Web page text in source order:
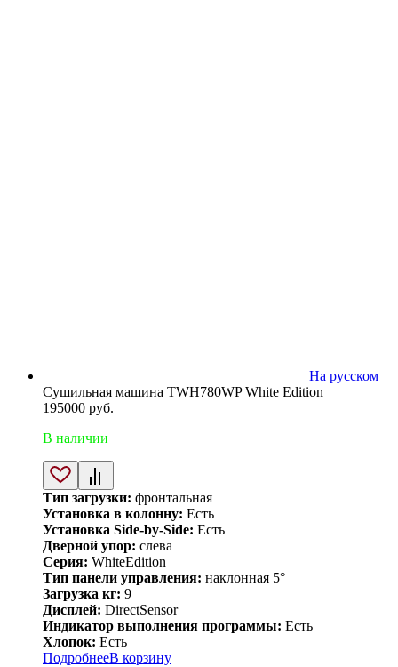
На русском
Сушильная машина TWH780WP White Edition
195000 руб.
В наличии
Тип загрузки: фронтальная
Установка в колонну: Есть
Установка Side-by-Side: Есть
Дверной упор: слева
Серия: WhiteEdition
Тип панели управления: наклонная 5°
Загрузка кг: 9
Дисплей: DirectSensor
Индикатор выполнения программы: Есть
Хлопок: Есть
ПодробнееВ корзину